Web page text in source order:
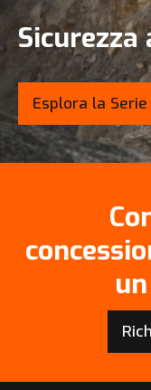
Esplora la